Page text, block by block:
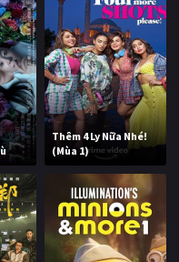
Thêm 4 Ly Nữa Nhé!
(Mùa 1)